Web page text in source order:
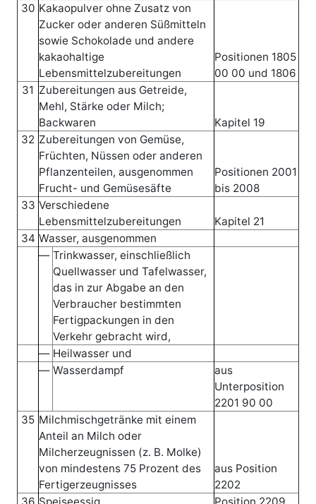
30 Kakaopulver ohne Zusatz von
Zucker oder anderen Süßmitteln
sowie Schokolade und andere
kakaohaltige
Lebensmittelzubereitungen
Positionen 1805
00 00 und 1806
31 Zubereitungen aus Getreide,
Mehl, Stärke oder Milch;
Backwaren
Kapitel 19
32 Zubereitungen von Gemüse,
Früchten, Nüssen oder anderen
Pflanzenteilen, ausgenommen
Frucht- und Gemüsesäfte
Positionen 2001
bis 2008
33 Verschiedene
Lebensmittelzubereitungen
Kapitel 21
34 Wasser, ausgenommen
— Trinkwasser, einschließlich
Quellwasser und Tafelwasser,
das in zur Abgabe an den
Verbraucher bestimmten
Fertigpackungen in den
Verkehr gebracht wird,
— Heilwasser und
— Wasserdampf
aus
Unterposition
2201 90 00
35 Milchmischgetränke mit einem
Anteil an Milch oder
Milcherzeugnissen (z. B. Molke)
von mindestens 75 Prozent des
Fertigerzeugnisses
aus Position
2202
36 Speiseessig Position 2209